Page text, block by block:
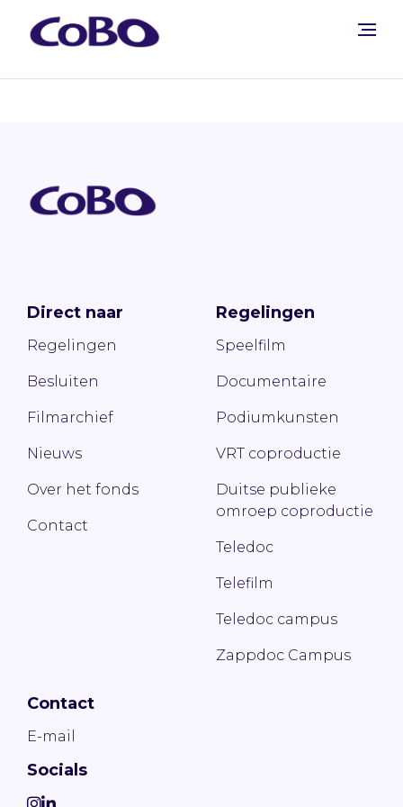
Direct naar
Regelingen
Besluiten
Filmarchief
Nieuws
Over het fonds
Contact
Regelingen
Speelfilm
Documentaire
Podiumkunsten
VRT coproductie
Duitse publieke
omroep coproductie
Teledoc
Telefilm
Teledoc campus
Zappdoc Campus
Contact
E-mail
Socials